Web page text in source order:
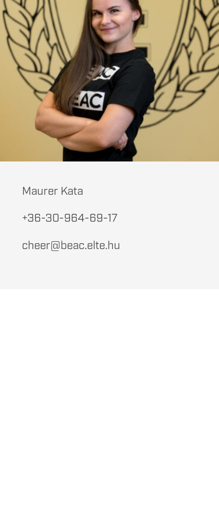
Maurer Kata
+36-30-964-69-17
cheer@beac.elte.hu